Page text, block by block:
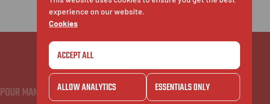
experience on our website.
Cookies
ACCEPT ALL
ALLOW ANALYTICS ESSENTIALS ONLY
POUR MANGER POUR S'AMUSER POUR INFO